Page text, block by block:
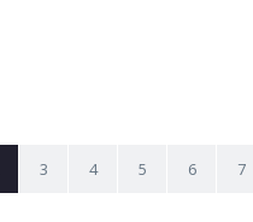
3 4 5 6 7